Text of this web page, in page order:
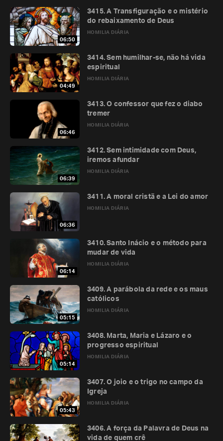
06:50
HOMILIA DIÁRIA
3415. A Transfiguração e o mistério
do rebaixamento de Deus
04:49
HOMILIA DIÁRIA
3414. Sem humilhar-se, não há vida
espiritual
06:46
HOMILIA DIÁRIA
3413. O confessor que fez o diabo
tremer
06:39
HOMILIA DIÁRIA
3412. Sem intimidade com Deus,
iremos afundar
06:36
HOMILIA DIÁRIA
3411. A moral cristã e a Lei do amor
06:14
HOMILIA DIÁRIA
3410. Santo Inácio e o método para
mudar de vida
05:15
HOMILIA DIÁRIA
3409. A parábola da rede e os maus
católicos
05:14
HOMILIA DIÁRIA
3408. Marta, Maria e Lázaro e o
progresso espiritual
05:43
HOMILIA DIÁRIA
3407. O joio e o trigo no campo da
Igreja
3406. A força da Palavra de Deus na
vida de quem crê